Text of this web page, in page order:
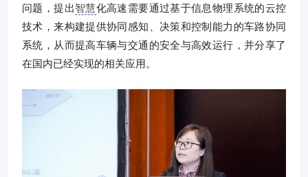
问题，提出智慧化高速需要通过基于信息物理系统的云控
技术，来构建提供协同感知、决策和控制能力的车路协同
系统，从而提高车辆与交通的安全与高效运行，并分享了
在国内已经实现的相关应用。